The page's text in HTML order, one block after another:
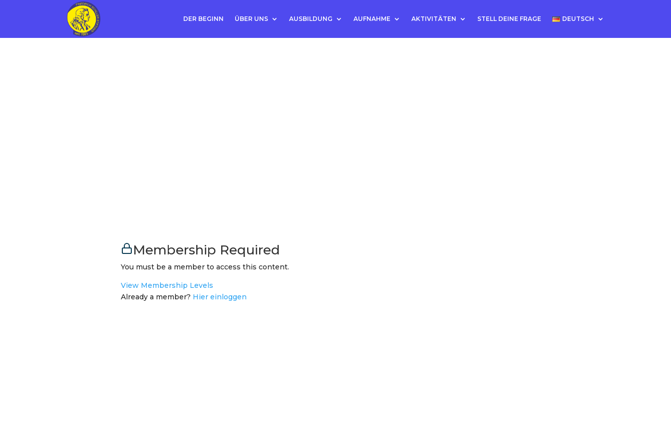
DER BEGINN ÜBER UNS AUSBILDUNG AUFNAHME AKTIVITÄTEN STELL DEINE FRAGE DEUTSCH
Membership Required
You must be a member to access this content.
View Membership Levels
Already a member? Hier einloggen